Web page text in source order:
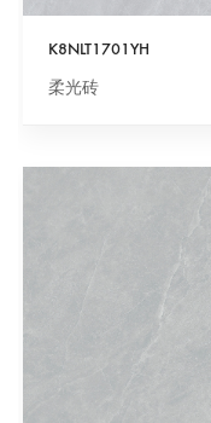
K8NLT1701YH
柔光砖